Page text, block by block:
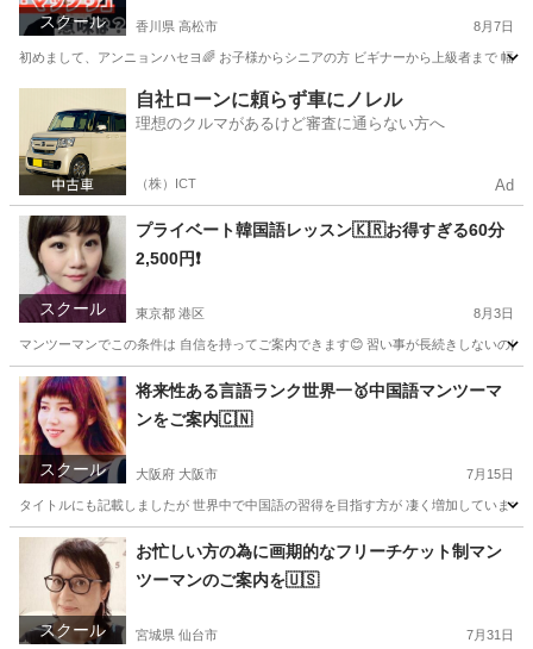
スクール 香川県 高松市 8月7日
初めまして、アンニョンハセヨ🌈 お子様からシニアの方 ビギナーから上級者まで 幅
韓国語 レッスン
自社ローンに頼らず車にノレル
理想のクルマがあるけど審査に通らない方へ
（株）ICT Ad
スクール
プライベート韓国語レッスン🇰🇷お得すぎる60分
2,500円❗️
東京都 港区 8月3日
マンツーマンでこの条件は 自信を持ってご案内できます😊 習い事が長続きしないの
東京 港区 韓国語 レッスン
スクール
将来性ある言語ランク世界一🥇中国語マンツーマ
ンをご案内🇨🇳
大阪府 大阪市 7月15日
タイトルにも記載しましたが 世界中で中国語の習得を目指す方が 凄く増加していま
大阪 大阪市 中国語 レッスン
スクール
お忙しい方の為に画期的なフリーチケット制マン
ツーマンのご案内を🇺🇸
宮城県 仙台市 7月31日